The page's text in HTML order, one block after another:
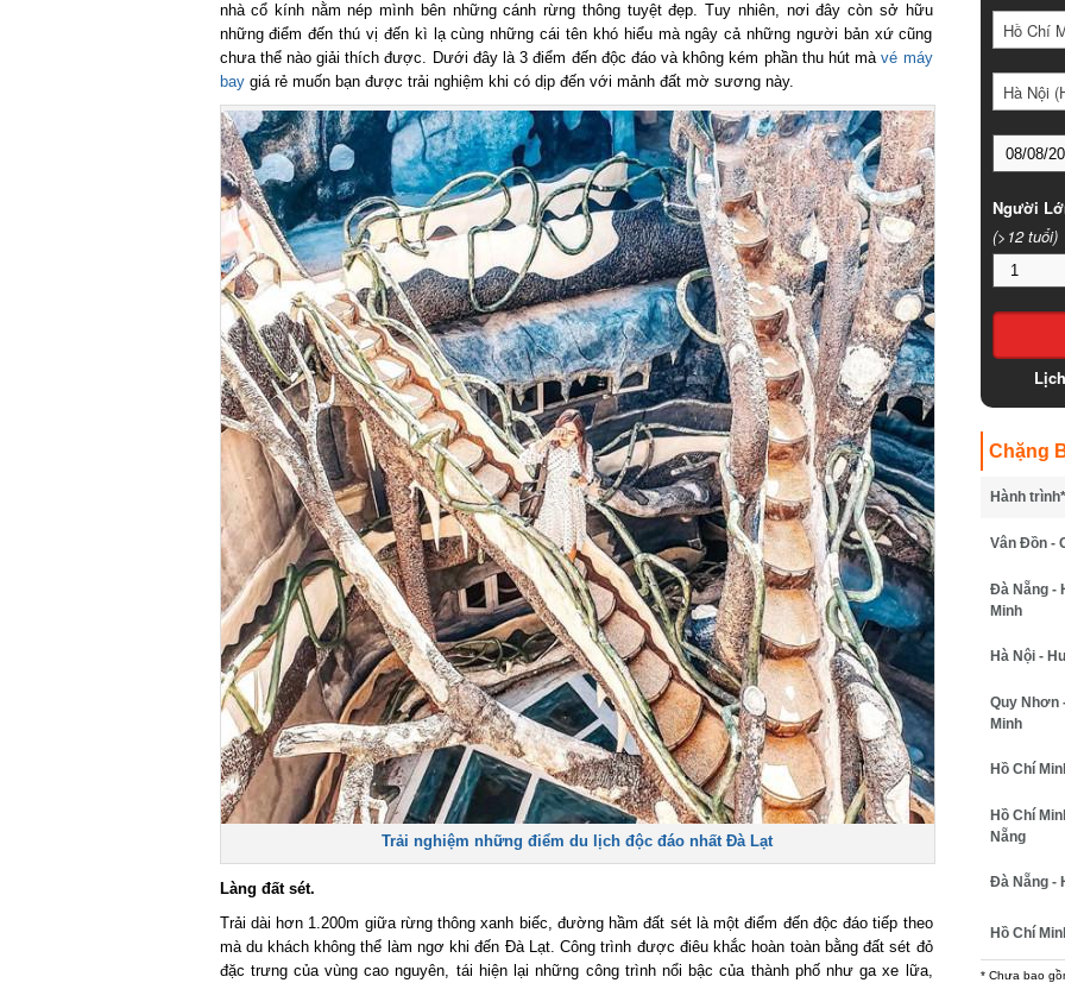
nhà cổ kính nằm nép mình bên những cánh rừng thông tuyệt đẹp. Tuy nhiên, nơi đây còn sở hữu
những điểm đến thú vị đến kì lạ cùng những cái tên khó hiểu mà ngây cả những người bản xứ cũng
chưa thể nào giải thích được. Dưới đây là 3 điểm đến độc đáo và không kém phần thu hút màvé máy
baygiá rẻ muốn bạn được trải nghiệm khi có dịp đến với mảnh đất mờ sương này.
Trải nghiệm những điểm du lịch độc đáo nhất Đà Lạt
Làng đất sét.
Trải dài hơn 1.200m giữa rừng thông xanh biếc, đường hầm đất sét là một điểm đến độc đáo tiếp theo
mà du khách không thể làm ngơ khi đến Đà Lạt. Công trình được điêu khắc hoàn toàn bằng đất sét đỏ
đặc trưng của vùng cao nguyên, tái hiện lại những công trình nổi bậc của thành phố như ga xe lữa,
Hồ Chí
Hà Nội
Người
(>12 tuổi)
Chặng
Hành trình*
Vân Đồn -
Đà Nẵng -
Minh
Hà Nội -
Quy Nhơn
Minh
Hồ Chí
Hồ Chí
Nẵng
Đà Nẵng -
Hồ Chí
* Chưa bao